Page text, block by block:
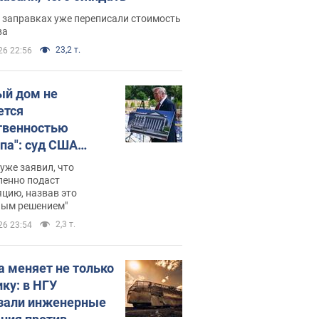
уже переписали стоимость
22:56 23,2 т.
дом не
суд США
зала
400 млн
заявил, что
подаст
назвав это
решением"
23:54 2,3 т.
меняет не только
в НГУ
инженерные